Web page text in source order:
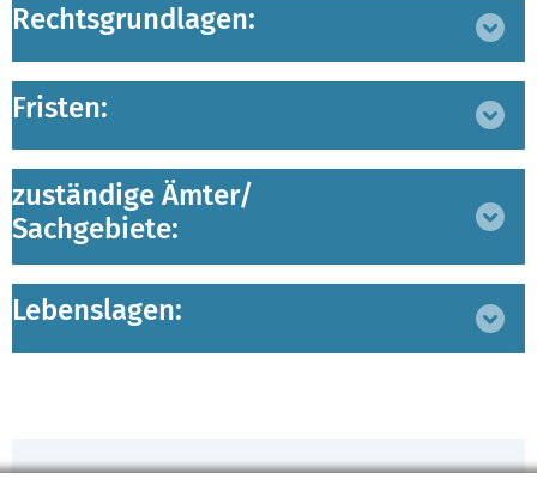
Rechtsgrundlagen:
Fristen:
zuständige Ämter/
Sachgebiete:
Lebenslagen: